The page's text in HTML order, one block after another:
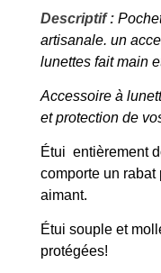
Descriptif :
artisanale. un
lunettes fait main
Accessoire à
et protection de
Étui entièrement
comporte un rabat
aimant.
Étui souple et
protégées!